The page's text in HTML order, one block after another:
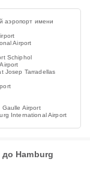
аэропорт имени
Airport
Schiphol
Josep Tarradellas
Airport
International Airport
Hamburg